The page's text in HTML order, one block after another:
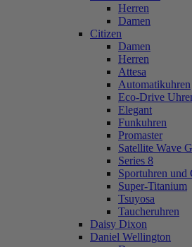
Herren
Damen
Citizen
Damen
Herren
Attesa
Automatikuhren
Eco-Drive
Elegant
Funkuhren
Promaster
Satellite Wave
Series 8
Sportuhren und
Super-Titanium
Tsuyosa
Taucheruhren
Daisy Dixon
Daniel Wellington